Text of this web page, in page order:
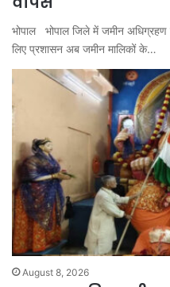
भोपाल भोपाल जिले में जमीन
लिए प्रशासन अब जमीन मालिकों के…
August 8, 2026